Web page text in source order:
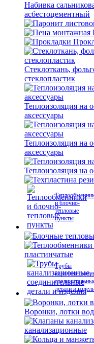
Набивка
асбестоцементный
Стеклоткань,
стеклопластик
Теплоизоляция на
аксессуары
Теплоизоляция на
аксессуары
Теплоизоляция на
и блочно-
тепловые
пункты
пластинчатые
Трубы
детали и
Воронки, лотки
канализационные